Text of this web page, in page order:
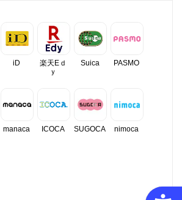
iD
楽天Eｄ
ｙ
Suica PASMO
manaca ICOCA SUGOCA nimoca